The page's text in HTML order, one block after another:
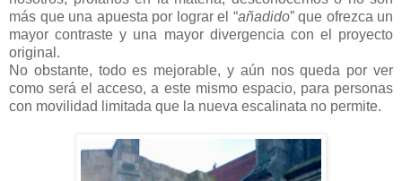
más que una apuesta por lograr el “añadido” que ofrezca un
mayor contraste y una mayor divergencia con el proyecto
original.
No obstante, todo es mejorable, y aún nos queda por ver
como será el acceso, a este mismo espacio, para personas
con movilidad limitada que la nueva escalinata no permite.